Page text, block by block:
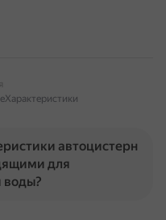
автоцистерн
для
воды?